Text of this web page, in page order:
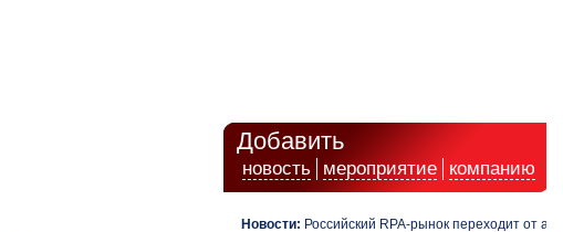
Добавить
новость мероприятие компанию
Новости: Российский RPA-рынок переходит от